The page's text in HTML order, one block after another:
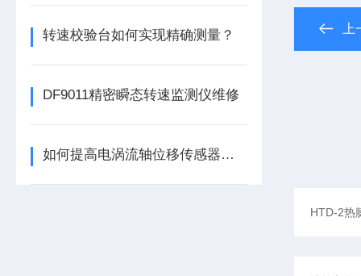
转速校验台如何实现精确测量？
DF9011精密瞬态转速监测仪维修
如何提高电涡流轴位移传感器的精度？